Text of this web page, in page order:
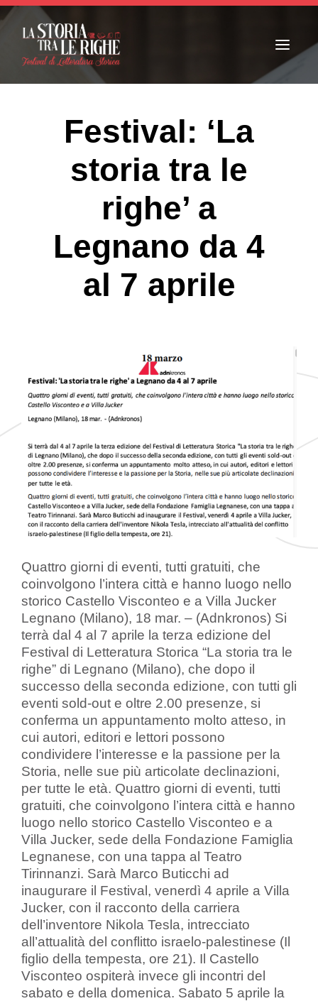
T
g
Festival: ‘La
storia tra le
righe’ a
Legnano da 4
al 7 aprile
Quattro giorni di eventi, tutti gratuiti, che
coinvolgono l’intera città e hanno luogo nello
storico Castello Visconteo e a Villa Jucker
Legnano (Milano), 18 mar. – (Adnkronos) Si
terrà dal 4 al 7 aprile la terza edizione del
Festival di Letteratura Storica “La storia tra le
righe” di Legnano (Milano), che dopo il
successo della seconda edizione, con tutti gli
eventi sold-out e oltre 2.00 presenze, si
conferma un appuntamento molto atteso, in
cui autori, editori e lettori possono
condividere l’interesse e la passione per la
Storia, nelle sue più articolate declinazioni,
per tutte le età. Quattro giorni di eventi, tutti
gratuiti, che coinvolgono l’intera città e hanno
luogo nello storico Castello Visconteo e a
Villa Jucker, sede della Fondazione Famiglia
Legnanese, con una tappa al Teatro
Tirinnanzi. Sarà Marco Buticchi ad
inaugurare il Festival, venerdì 4 aprile a Villa
Jucker, con il racconto della carriera
dell’inventore Nikola Tesla, intrecciato
all’attualità del conflitto israelo-palestinese (Il
figlio della tempesta, ore 21). Il Castello
Visconteo ospiterà invece gli incontri del
sabato e della domenica. Sabato 5 aprile la